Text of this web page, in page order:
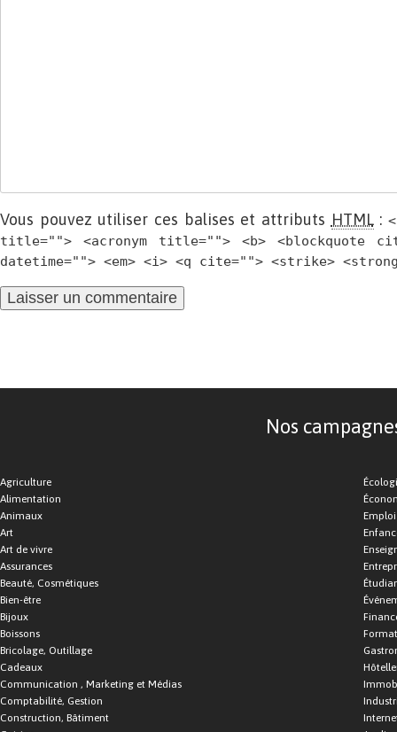
Vous pouvez utiliser ces balises et attributs HTML:
title=""> <acronym title=""> <b> <blockquote
datetime=""> <em> <i> <q cite=""> <strike>
Nos
Agriculture
Alimentation
Animaux
Art
Art de vivre
Assurances
Beauté, Cosmétiques
Bien-être
Bijoux
Boissons
Bricolage, Outillage
Cadeaux
Communication , Marketing et Médias
Comptabilité, Gestion
Construction, Bâtiment
Emploi